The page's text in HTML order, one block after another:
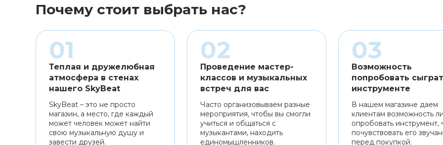
Почему стоит выбрать нас?
Теплая и дружелюбная
атмосфера в стенах
нашего SkyBeat
SkyBeat – это не просто
магазин, а место, где каждый
может человек может найти
свою музыкальную душу и
завести друзей.
Проведение мастер-
классов и музыкальных
встреч для вас
Часто организовываем разные
мероприятия, чтобы вы смогли
учиться и общаться с
музыкантами, находить
единомышленников.
Возможность
попробовать
инструменте
В нашем магазине даем
клиентам возможность
опробовать инструмент,
почувствовать его
перед покупкой.